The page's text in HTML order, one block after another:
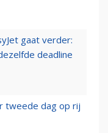
gaat verder:
deadline
tweede dag op rij